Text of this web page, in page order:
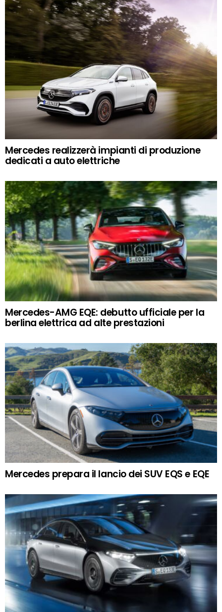
Mercedes realizzerà impianti di produzione
dedicati a auto elettriche
Mercedes-AMG EQE: debutto ufficiale per la
berlina elettrica ad alte prestazioni
Mercedes prepara il lancio dei SUV EQS e EQE